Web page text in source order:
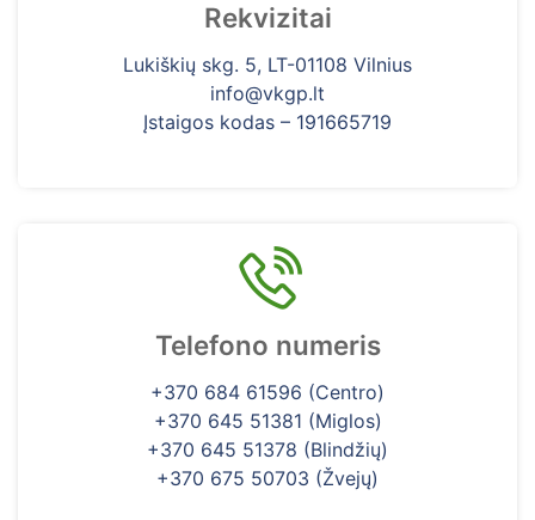
Rekvizitai
Lukiškių skg. 5, LT-01108 Vilnius
info@vkgp.lt
Įstaigos kodas – 191665719
Telefono numeris
+370 684 61596 (Centro)
+370 645 51381 (Miglos)
+370 645 51378 (Blindžių)
+370 675 50703 (Žvejų)